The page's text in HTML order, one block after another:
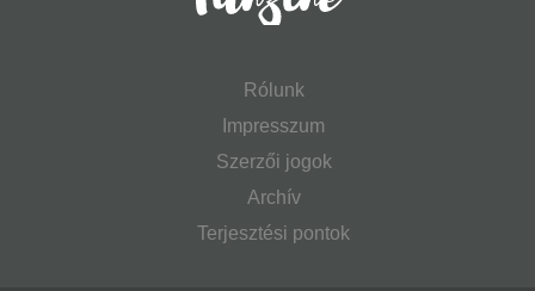
Rólunk
Impresszum
Szerzői jogok
Archív
Terjesztési pontok